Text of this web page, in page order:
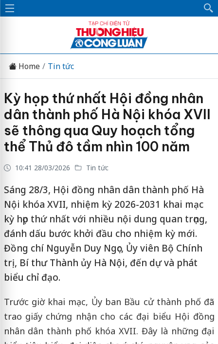
Home Tin tức
Kỳ họp thứ nhất Hội đồng nhân
dân thành phố Hà Nội khóa XVII
sẽ thông qua Quy hoạch tổng
thể Thủ đô tầm nhìn 100 năm
10:41 28/03/2026 Tin tức
Sáng 28/3, Hội đồng nhân dân thành phố Hà
Nội khóa XVII, nhiệm kỳ 2026-2031 khai mạc
kỳ họp thứ nhất với nhiều nội dung quan trọng,
đánh dấu bước khởi đầu cho nhiệm kỳ mới.
Đồng chí Nguyễn Duy Ngọc, Ủy viên Bộ Chính
trị, Bí thư Thành ủy Hà Nội, đến dự và phát
biểu chỉ đạo.
Trước giờ khai mạc, Ủy ban Bầu cử thành phố đã
trao giấy chứng nhận cho các đại biểu Hội đồng
nhân dân thành phố khóa XVII. Đây là những đại